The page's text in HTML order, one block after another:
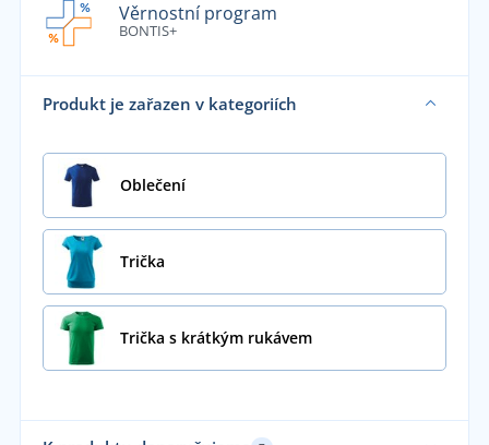
Věrnostní program
BONTIS+
Produkt je zařazen v kategoriích
Oblečení
Trička
Trička s krátkým rukávem